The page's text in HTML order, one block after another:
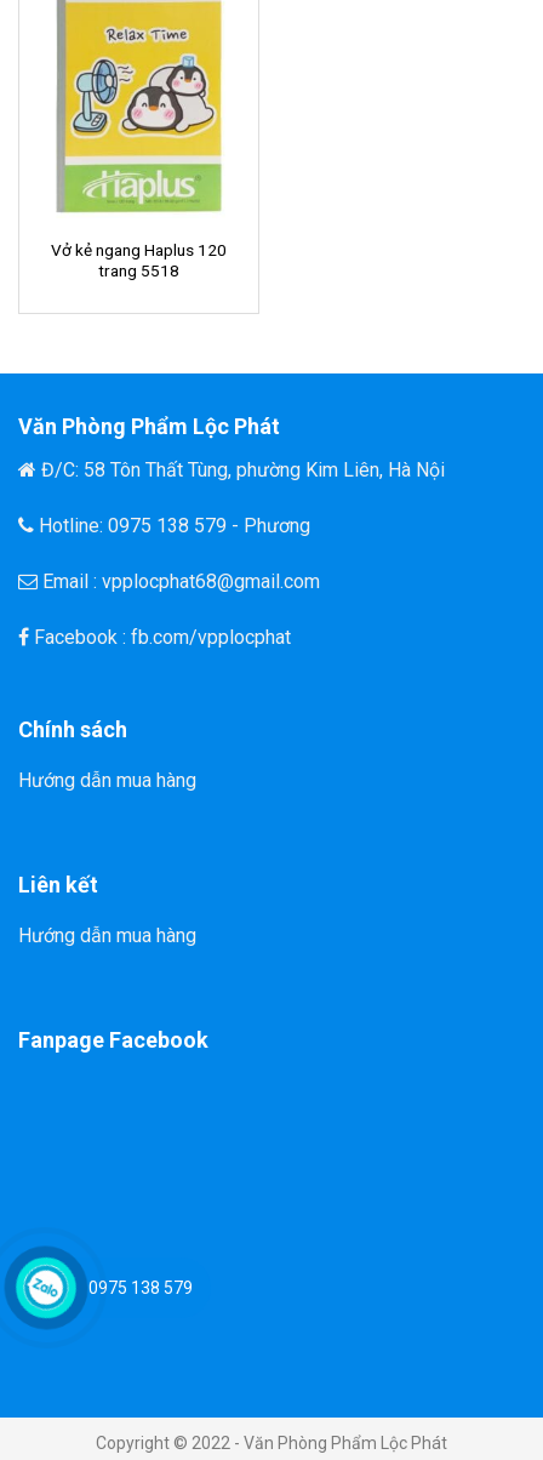
Vở kẻ ngang Haplus 120
trang 5518
Văn Phòng Phẩm Lộc Phát
Đ/C: 58 Tôn Thất Tùng, phường Kim Liên, Hà Nội
Hotline: 0975 138 579 - Phương
Email : vpplocphat68@gmail.com
Facebook : fb.com/vpplocphat
Chính sách
Hướng dẫn mua hàng
Liên kết
Hướng dẫn mua hàng
Fanpage Facebook
Copyright © 2022 - Văn Phòng Phẩm Lộc Phát
0975 138 579